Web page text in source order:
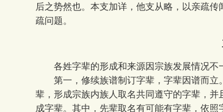
后之势然也。本支加详，他支从略，以亲疏
疏问题。
各姓字辈的形成和来源因宗族发展情况不
第一，修续族谱制订字辈，字辈因谱而立
辈，形成宗族内族人取名共同遵守的字辈，
成字辈。其中，先辈取名有可能有字辈，依